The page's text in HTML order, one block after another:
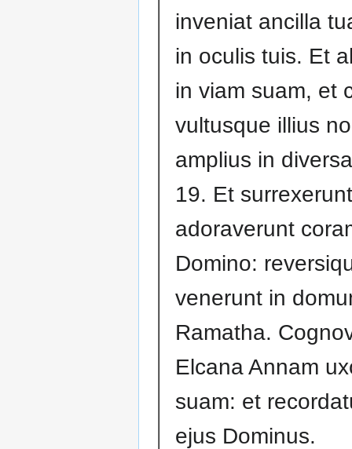
inveniat ancilla
in oculis tuis. Et
in viam suam, et
vultusque illius
amplius in
19. Et
adoraverunt
Domino:
venerunt in
Ramatha.
Elcana Annam
suam: et
ejus Dominus.